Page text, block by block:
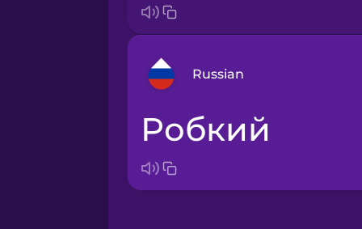
Russian
Arabic
робкий